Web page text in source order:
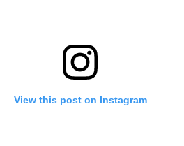
View this post on Instagram